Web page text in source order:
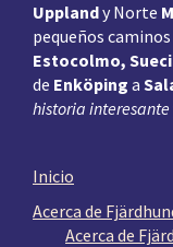
Upplandy Norte
pequeños
Estocolmo,
de Enköping a
historia interesante
Inicio
Acerca de
Acerca de